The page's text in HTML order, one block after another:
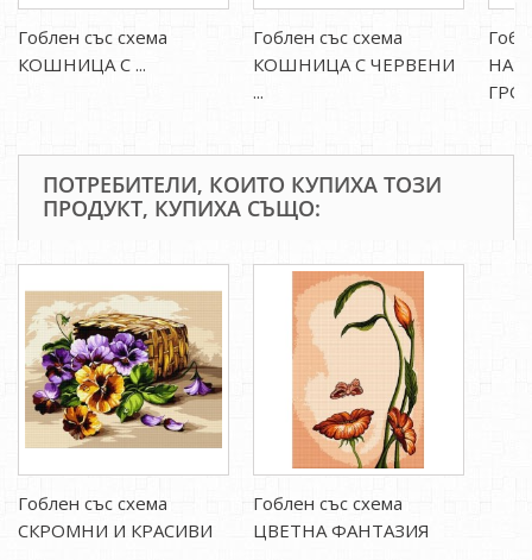
Гоблен със схема
КОШНИЦА С ...
Гоблен със схема
КОШНИЦА С ЧЕРВЕНИ
...
ПОТРЕБИТЕЛИ, КОИТО КУПИХА ТОЗИ
ПРОДУКТ, КУПИХА СЪЩО:
Гоблен със схема
СКРОМНИ И КРАСИВИ
Гоблен със схема
ЦВЕТНА ФАНТАЗИЯ